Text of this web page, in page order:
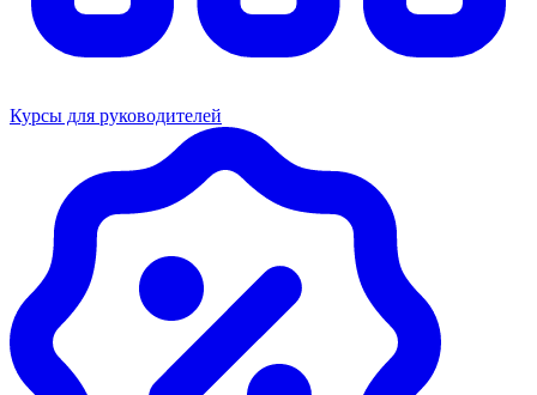
Курсы для руководителей